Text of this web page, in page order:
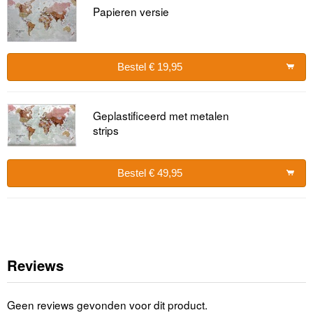
Papieren versie
Bestel € 19,95
Geplastificeerd met metalen
strips
Bestel € 49,95
Reviews
Geen reviews gevonden voor dit product.